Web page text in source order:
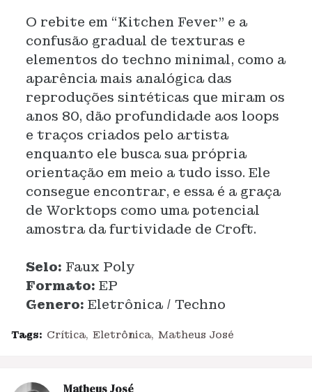
O rebite em “Kitchen Fever” e a
confusão gradual de texturas e
elementos do techno minimal, como a
aparência mais analógica das
reproduções sintéticas que miram os
anos 80, dão profundidade aos loops
e traços criados pelo artista
enquanto ele busca sua própria
orientação em meio a tudo isso. Ele
consegue encontrar, e essa é a graça
de Worktops como uma potencial
amostra da furtividade de Croft.
Selo: Faux Poly
Formato: EP
Genero: Eletrônica / Techno
Tags: Crítica Eletrônica Matheus José
Matheus José